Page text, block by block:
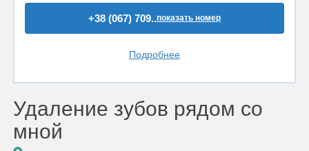
+38 (067) 709..показать номер
Подробнее
Удаление зубов рядом со
мной